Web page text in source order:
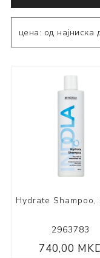
Hydrate Shampoo,
2963783
740,00